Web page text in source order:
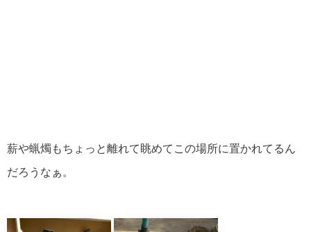
薪や蝋燭もちょっと離れて眺めてこの場所に置かれてるん
だろうなぁ。